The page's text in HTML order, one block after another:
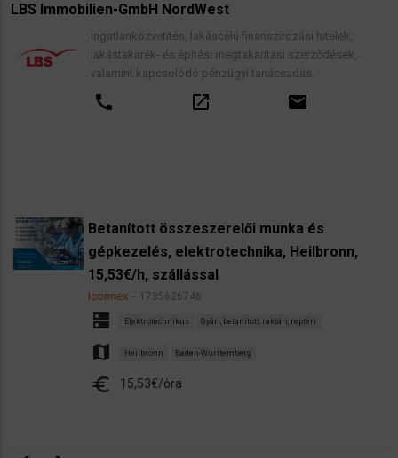
LBS Immobilien-GmbH NordWest
Ingatlanközvetítés, lakáscélú finanszírozási hitelek,
lakástakarék- és építési megtakarítási szerződések,
valamint kapcsolódó pénzügyi tanácsadás.
call open_in_new email
Betanított összeszerelői munka és
gépkezelés, elektrotechnika, Heilbronn,
15,53€/h, szállással
Iconnex 1785626746
dns Elektrotechnikus Gyári, betanított, raktári, reptéri
map Heilbronn Baden-Württemberg
euro 15,53€/óra